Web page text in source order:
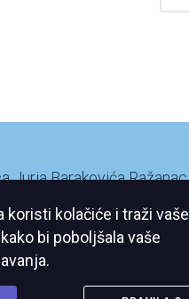
Jurja Barakovića Ražanac
koristi kolačiće i traži vaše
bi poboljšala vaše